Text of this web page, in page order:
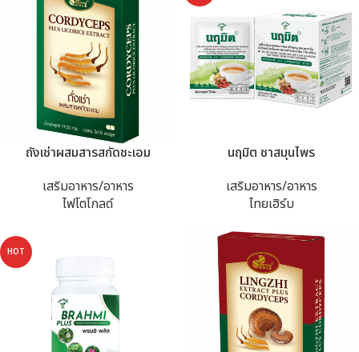
ถังเช่าผสมสารสกัดชะเอม
เสริมอาหาร/อาหาร
ไฟโตโกลด์
นฤมิต ชาสมุนไพร
เสริมอาหาร/อาหาร
ไทยเฮิร์บ
HOT